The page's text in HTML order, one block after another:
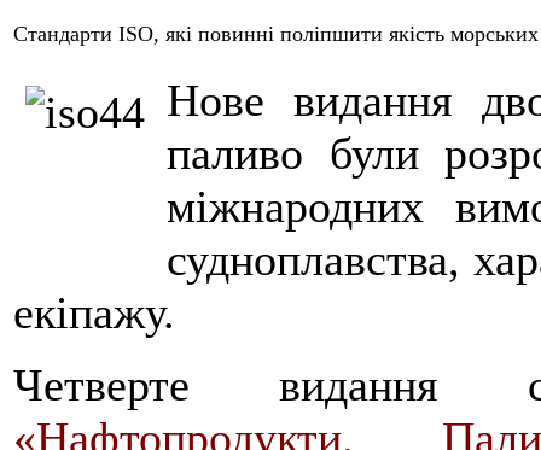
Стандарти ISO, які повинні поліпшити якість
Нове видання
паливо були
міжнародних
судноплавства,
екіпажу.
Четверте видання
«Нафтопродукти.